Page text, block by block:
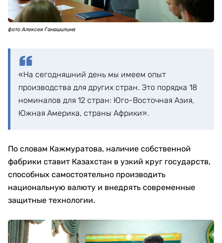
фото Алексея Ганашилина
«На сегодняшний день мы имеем опыт
производства для других стран. Это порядка 18
номиналов для 12 стран: Юго-Восточная Азия,
Южная Америка, страны Африки».
По словам Кажмуратова, наличие собственной
фабрики ставит Казахстан в узкий круг государств,
способных самостоятельно производить
национальную валюту и внедрять современные
защитные технологии.